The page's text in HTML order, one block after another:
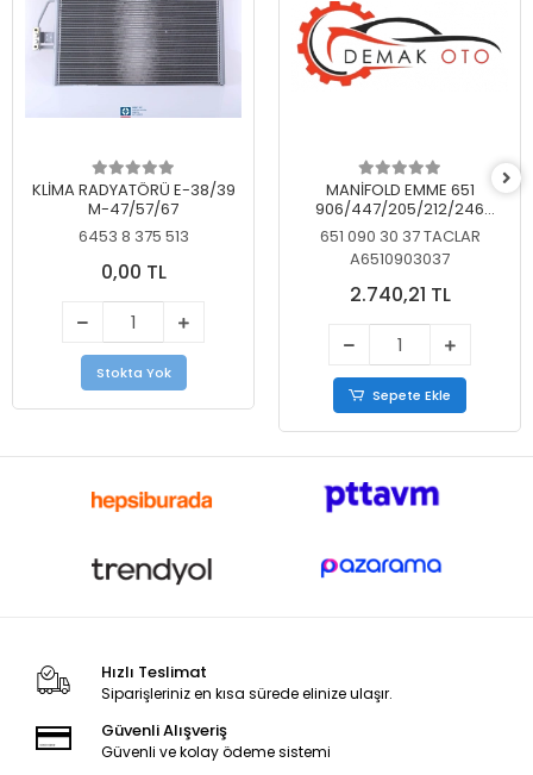
KLİMA RADYATÖRÜ E-38/39
M-47/57/67
6453 8 375 513
0,00 TL
Stokta Yok
MANİFOLD EMME 651
906/447/205/212/246
KELEBEKSİZ
651 090 30 37 TACLAR
A6510903037
2.740,21 TL
Sepete Ekle
Hızlı Teslimat
Siparişleriniz en kısa sürede elinize ulaşır.
Güvenli Alışveriş
Güvenli ve kolay ödeme sistemi